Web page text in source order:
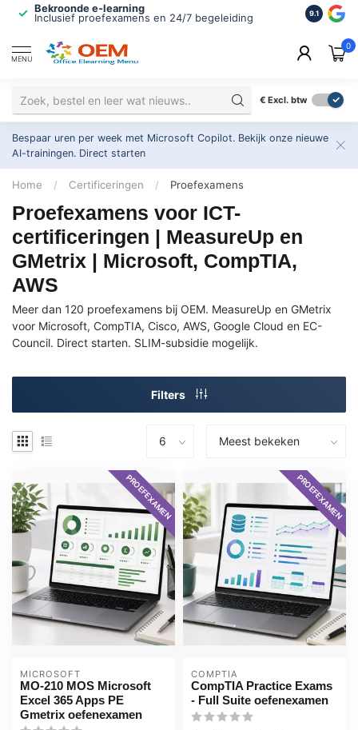
Bekroonde e-learning
Inclusief proefexamens en 24/7 begeleiding
ISO
2.500+
9.1
MENU
0
€ Excl. btw
Bespaar uren per week met Microsoft Copilot. Bekijk onze nieuwe
AI-trainingen. Direct starten
Home / Certificeringen / Proefexamens
Proefexamens voor ICT-
certificeringen | MeasureUp en
GMetrix | Microsoft, CompTIA,
AWS
Meer dan 120 proefexamens bij OEM. MeasureUp en GMetrix
voor Microsoft, CompTIA, Cisco, AWS, Google Cloud en EC-
Council. Direct starten. SLIM-subsidie mogelijk.
Filters
PROEFEXAMEN
MICROSOFT
MO-210 MOS Microsoft
Excel 365 Apps PE
Gmetrix oefenexamen
PROEFEXAMEN
COMPTIA
CompTIA Practice Exams
- Full Suite oefenexamen